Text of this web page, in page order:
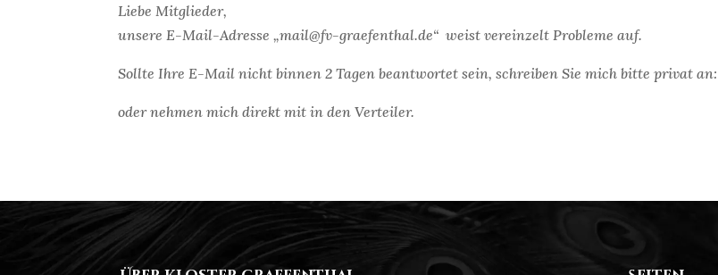
Liebe Mitglieder,
unsere E-Mail-Adresse „mail@fv-graefenthal.de“ weist vereinzelt Probleme auf.
Sollte Ihre E-Mail nicht binnen 2 Tagen beantwortet sein, schreiben Sie mich bitte privat
oder nehmen mich direkt mit in den Verteiler.